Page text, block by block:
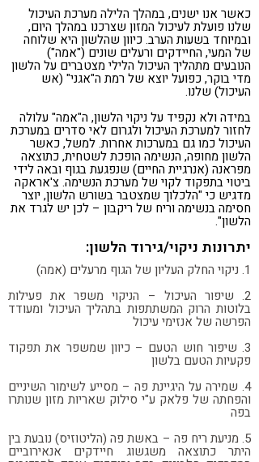
כאשר אנו ישנים, במהלך הלילה מערכת העיכול
שלנו פועלת לעיכול המזון שצרכנו במהלך היום,
ובמיוחד בשעות הערב. כיוון שהלשון היא שלוחה
של המעי, החיידקים ורעלים שונים ("אמה")
הנובעים מתהליך העיכול הלילי מצטברים על הלשון
מדי בוקר, כפועל יוצא של רמת ה"אגני" (אש
העיכול) שלנו.
במידה ולא נקפיד על ניקוי הלשון, ה"אמה" עלולה
לחזור למערכת העיכול ולגרום לאי סדרים במערכת
העיכול כמו גם במערכות אחרות. למשל, כאשר
הלשון מחופה, הנשימה הופכת לשטחית, כתוצאה
מפראנה (אנרגיית החיים) שנפגעת בגוף ובאה לידי
ביטוי בתפקוד לקוי של מערכת הנשימה. צ'אראקה
מדגיש כי "הלכלוך שמצטבר בשורש הלשון, יוצר
חסימה בנשימה וריח של ריקבון – לכן יש לגרד את
הלשון".
יתרונות ניקוי/גירוד הלשון:
1. ניקוי החלק העליון של הגוף מרעלים (אמה)
2. שיפור העיכול – הניקוי משפר את פעילות
בלוטות הרוק המשתתפות בתהליך העיכול ומעודד
הפרשה של אנזימי עיכול
3. שיפור חוש הטעם – כיוון שמשפר את תפקוד
פקעיות הטעם בלשון
4. שמירה על היגיינת פה – מסייע לשימור השיניים
והפחתה של פלאק ע"י סילוק שאריות מזון שנותרו
בפה
5. מניעת ריח פה – באשת פה (הליטוזיס) נובעת בין
היתר כתוצאה משגשוג חיידקים אנאירוביים